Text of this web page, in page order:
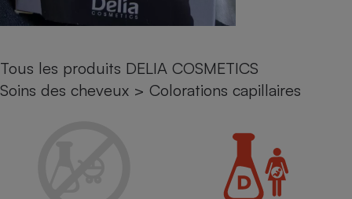
Tous les produits DELIA COSMETICS
Soins des cheveux > Colorations capillaires
bouteille
Assurance emprunteur
Petit électroménager -
Matelas
Mutuelle